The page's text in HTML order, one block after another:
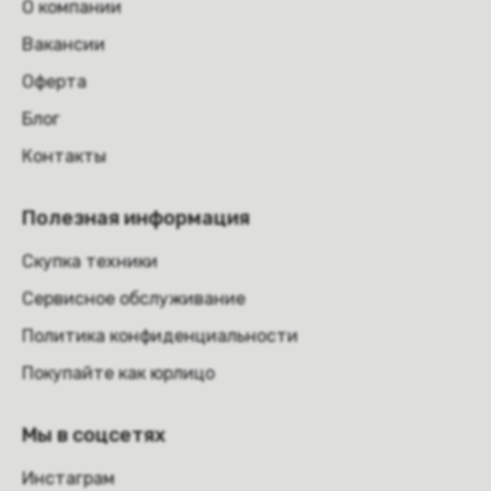
О компании
Вакансии
Оферта
Блог
Контакты
Полезная информация
Скупка техники
Сервисное обслуживание
Политика конфиденциальности
Покупайте как юрлицо
Мы в соцсетях
Инстаграм